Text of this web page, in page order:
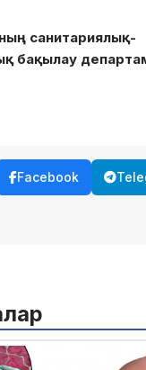
санитариялық-
бақылау
Facebook